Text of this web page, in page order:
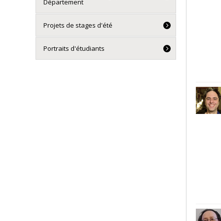
Département
Projets de stages d'été
Portraits d'étudiants